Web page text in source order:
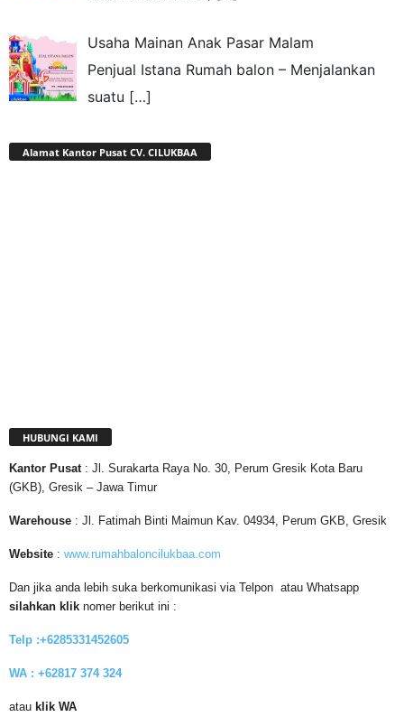
Usaha Mainan Anak Pasar Malam
Penjual Istana Rumah balon – Menjalankan
suatu […]
Alamat Kantor Pusat CV. CILUKBAA
HUBUNGI KAMI
Kantor Pusat: Jl. Surakarta Raya No. 30, Perum Gresik Kota Baru
(GKB), Gresik – Jawa Timur
Warehouse : Jl. Fatimah Binti Maimun Kav. 04934, Perum GKB, Gresik
Website : www.rumahbaloncilukbaa.com
Dan jika anda lebih suka berkomunikasi via Telpon atau Whatsapp
silahkan klik nomer berikut ini :
Telp :+6285331452605
WA : +62817 374 324
atau klik WA